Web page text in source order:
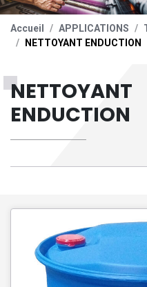
Accueil APPLICATIONS
NETTOYANT ENDUCTION
NETTOYANT
ENDUCTION